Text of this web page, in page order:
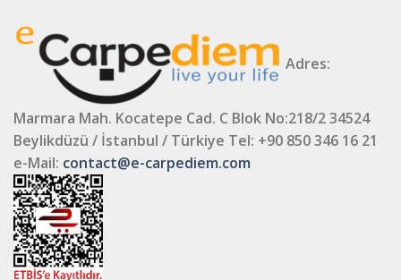
Adres:
Marmara Mah. Kocatepe Cad. C Blok No:218/2 34524
Beylikdüzü / İstanbul / Türkiye Tel: +90 850 346 16 21
e-Mail: contact@e-carpediem.com